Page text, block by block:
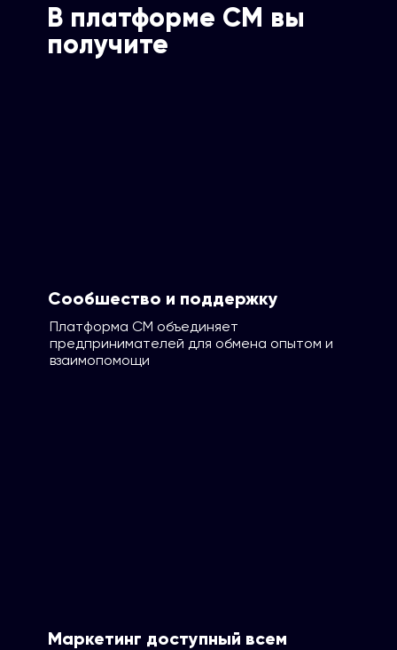
В платформе СМ вы
получите
Сообшество и поддержку
Платформа СМ объединяет
предпринимателей для обмена опытом и
взаимопомощи
Маркетинг доступный всем